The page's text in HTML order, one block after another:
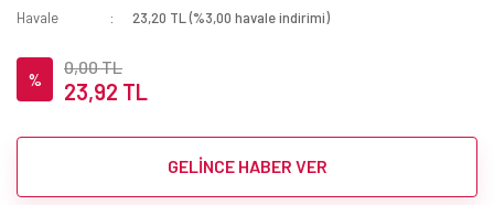
Havale
23,20 TL (%3,00 havale indirimi)
%
0,00 TL
23,92 TL
GELİNCE HABER VER